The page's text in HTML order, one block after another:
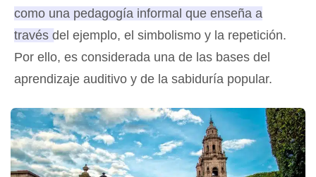
como una pedagogía informal que enseña a
través del ejemplo, el simbolismo y la repetición.
Por ello, es considerada una de las bases del
aprendizaje auditivo y de la sabiduría popular.